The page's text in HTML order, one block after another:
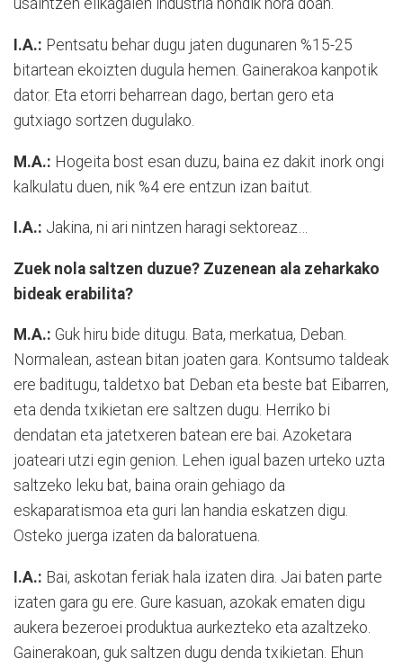
usaintzen elikagaien industria nondik nora doan.
I.A.: Pentsatu behar dugu jaten dugunaren %15-25
bitartean ekoizten dugula hemen. Gainerakoa kanpotik
dator. Eta etorri beharrean dago, bertan gero eta
gutxiago sortzen dugulako.
M.A.: Hogeita bost esan duzu, baina ez dakit inork ongi
kalkulatu duen, nik %4 ere entzun izan baitut.
I.A.: Jakina, ni ari nintzen haragi sektoreaz…
Zuek nola saltzen duzue? Zuzenean ala zeharkako
bideak erabilita?
M.A.: Guk hiru bide ditugu. Bata, merkatua, Deban.
Normalean, astean bitan joaten gara. Kontsumo taldeak
ere baditugu, taldetxo bat Deban eta beste bat Eibarren,
eta denda txikietan ere saltzen dugu. Herriko bi
dendatan eta jatetxeren batean ere bai. Azoketara
joateari utzi egin genion. Lehen igual bazen urteko uzta
saltzeko leku bat, baina orain gehiago da
eskaparatismoa eta guri lan handia eskatzen digu.
Osteko juerga izaten da baloratuena.
I.A.: Bai, askotan feriak hala izaten dira. Jai baten parte
izaten gara gu ere. Gure kasuan, azokak ematen digu
aukera bezeroei produktua aurkezteko eta azaltzeko.
Gainerakoan, guk saltzen dugu denda txikietan. Ehun